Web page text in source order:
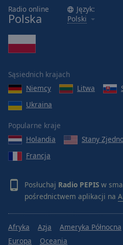
Radio online
Polska
Język:
Polski
Sąsiednich krajach
Niemcy
Litwa
Ukraina
Popularne kraje
Holandia
Stany
Francja
Posłuchaj Radio PEPIS w
pośrednictwem aplikacji na
Afryka Azja Ameryka Północna
Europa
Oceania